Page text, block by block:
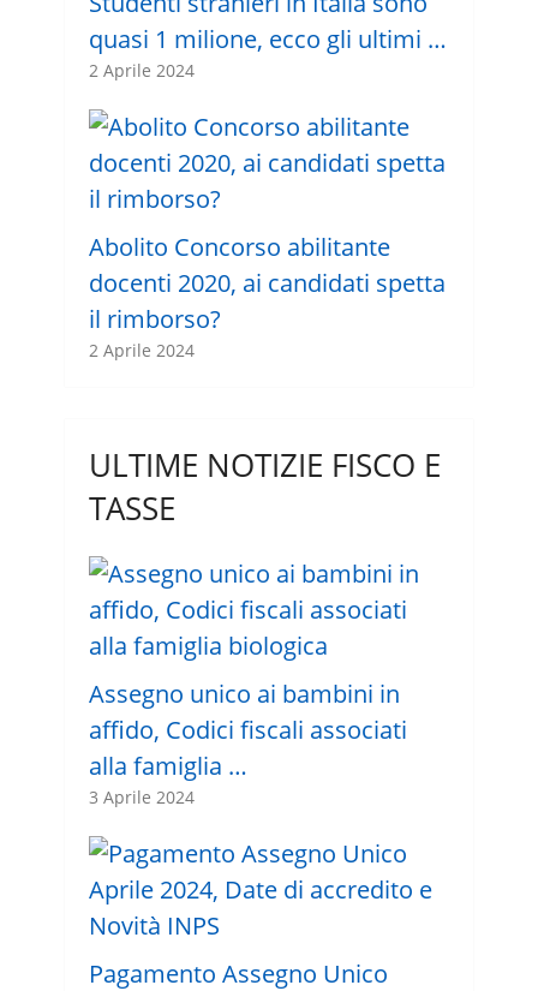
quasi 1 milione, ecco gli ultimi …
2 Aprile 2024
Abolito Concorso abilitante
docenti 2020, ai candidati spetta
il rimborso?
2 Aprile 2024
ULTIME NOTIZIE FISCO E
TASSE
Assegno unico ai bambini in
affido, Codici fiscali associati
alla famiglia …
3 Aprile 2024
Pagamento Assegno Unico